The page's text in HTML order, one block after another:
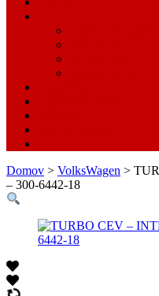
Domov > VolksWagen >
– 300-6442-18